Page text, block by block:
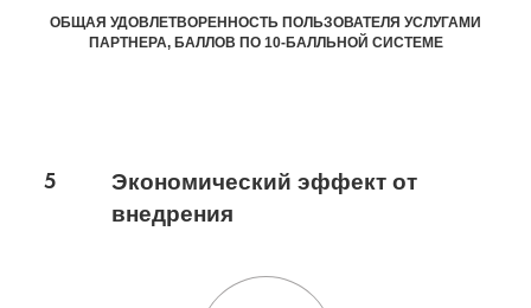
ОБЩАЯ УДОВЛЕТВОРЕННОСТЬ ПОЛЬЗОВАТЕЛЯ УСЛУГАМИ
ПАРТНЕРА, БАЛЛОВ ПО 10-БАЛЛЬНОЙ СИСТЕМЕ
5
Экономический эффект от
внедрения